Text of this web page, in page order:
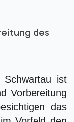
des
Schwartau ist
Vorbereitung
das